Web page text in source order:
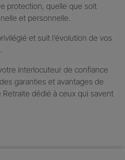
protection, quelle que soit
et personnelle.
et suit l’évolution de vos
interlocuteur de confiance
garanties et avantages de
Retraite dédié à ceux qui savent